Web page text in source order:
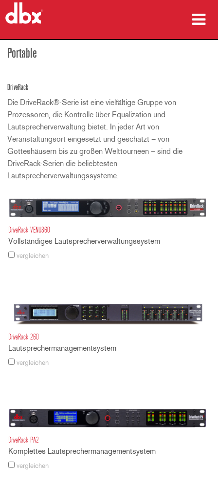
Produkte
Schulungen
Support
Portable
DriveRack
Die DriveRack®-Serie ist eine vielfältige Gruppe von
Prozessoren, die Kontrolle über Equalization und
Lautsprecherverwaltung bietet. In jeder Art von
Veranstaltungsort eingesetzt und geschätzt – von
Gotteshäusern bis zu großen Welttourneen – sind die
DriveRack-Serien die beliebtesten
Lautsprecherverwaltungssysteme.
DriveRack VENU360
Vollständiges Lautsprecherverwaltungssystem
vergleichen
DriveRack 260
Lautsprechermanagementsystem
vergleichen
DriveRack PA2
Komplettes Lautsprechermanagementsystem
vergleichen